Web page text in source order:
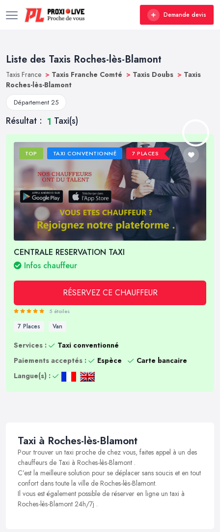
Demande devis
Liste des Taxis Roches-lès-Blamont
Taxis France > Taxis Franche Comté > Taxis Doubs > Taxis
Roches-lès-Blamont
Département 25
Résultat : 1 Taxi(s)
TOP TAXI CONVENTIONNÉ 7 PLACES
CENTRALE RESERVATION TAXI
Infos chauffeur
RÉSERVEZ CE CHAUFFEUR
5 étoiles
7 Places Van
Services :
Taxi conventionné
Paiements acceptés :
Espèce
Carte bancaire
Langue(s) :
Taxi à Roches-lès-Blamont
Pour trouver un taxi proche de chez vous, faites appel à un des
chauffeurs de Taxi à Roches-lès-Blamont .
C’est la meilleure solution pour se déplacer sans soucis et en tout
confort dans toute la ville de Roches-lès-Blamont.
Il vous est également possible de réserver en ligne un taxi à
Roches-lès-Blamont 24h/7j .